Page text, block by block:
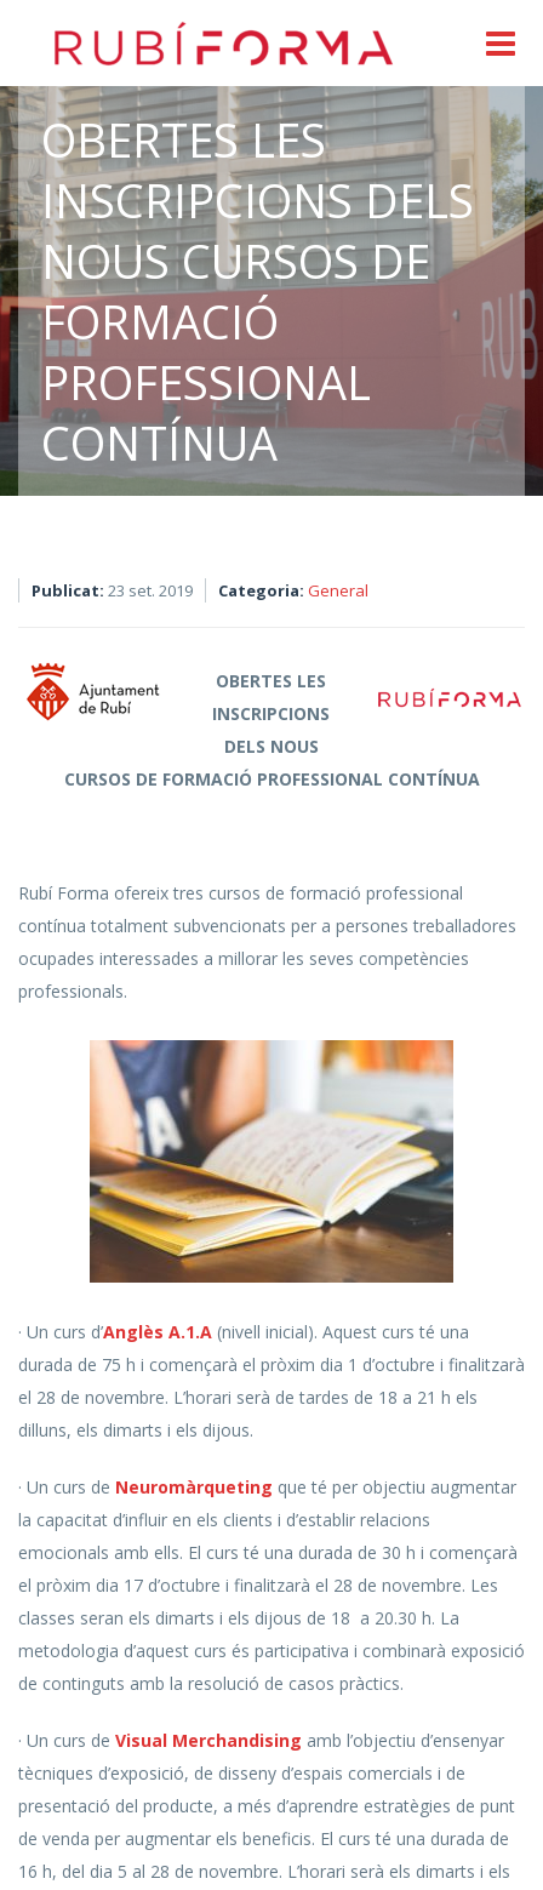
OBERTES LES
INSCRIPCIONS DELS
NOUS CURSOS DE
FORMACIÓ
PROFESSIONAL
CONTÍNUA
Publicat: 23 set. 2019 Categoria: General
OBERTES LES
INSCRIPCIONS
DELS NOUS
CURSOS DE FORMACIÓ PROFESSIONAL CONTÍNUA
Rubí Forma ofereix tres cursos de formació professional
contínua totalment subvencionats per a persones treballadores
ocupades interessades a millorar les seves competències
professionals.
· Un curs d’Anglès A.1.A (nivell inicial). Aquest curs té una
durada de 75 h i començarà el pròxim dia 1 d’octubre i finalitzarà
el 28 de novembre. L’horari serà de tardes de 18 a 21 h els
dilluns, els dimarts i els dijous.
· Un curs de Neuromàrqueting que té per objectiu augmentar
la capacitat d’influir en els clients i d’establir relacions
emocionals amb ells. El curs té una durada de 30 h i començarà
el pròxim dia 17 d’octubre i finalitzarà el 28 de novembre. Les
classes seran els dimarts i els dijous de 18 a 20.30 h. La
metodologia d’aquest curs és participativa i combinarà exposició
de continguts amb la resolució de casos pràctics.
· Un curs de Visual Merchandising amb l’objectiu d’ensenyar
tècniques d’exposició, de disseny d’espais comercials i de
presentació del producte, a més d’aprendre estratègies de punt
de venda per augmentar els beneficis. El curs té una durada de
16 h, del dia 5 al 28 de novembre. L’horari serà els dimarts i els